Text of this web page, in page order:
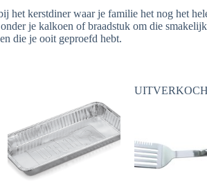
het kerstdiner waar je familie het nog het
je kalkoen of braadstuk om die
die je ooit geproefd hebt.